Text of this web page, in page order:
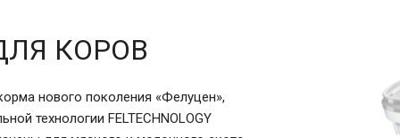
КОРОВ
нового поколения «Фелуцен»,
технологии FELTECHNOLOGY